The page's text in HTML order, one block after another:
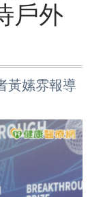
戶外
黃嫊雰報導